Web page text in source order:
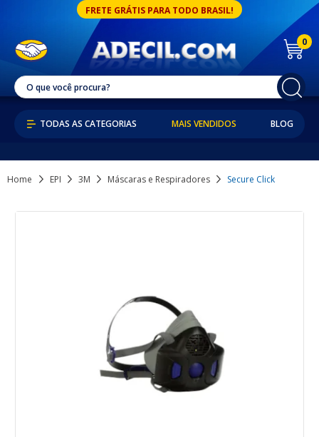
FRETE GRÁTIS PARA TODO BRASIL!
0
MAIS VENDIDOS BLOG
Home EPI 3M Máscaras e Respiradores Secure Click